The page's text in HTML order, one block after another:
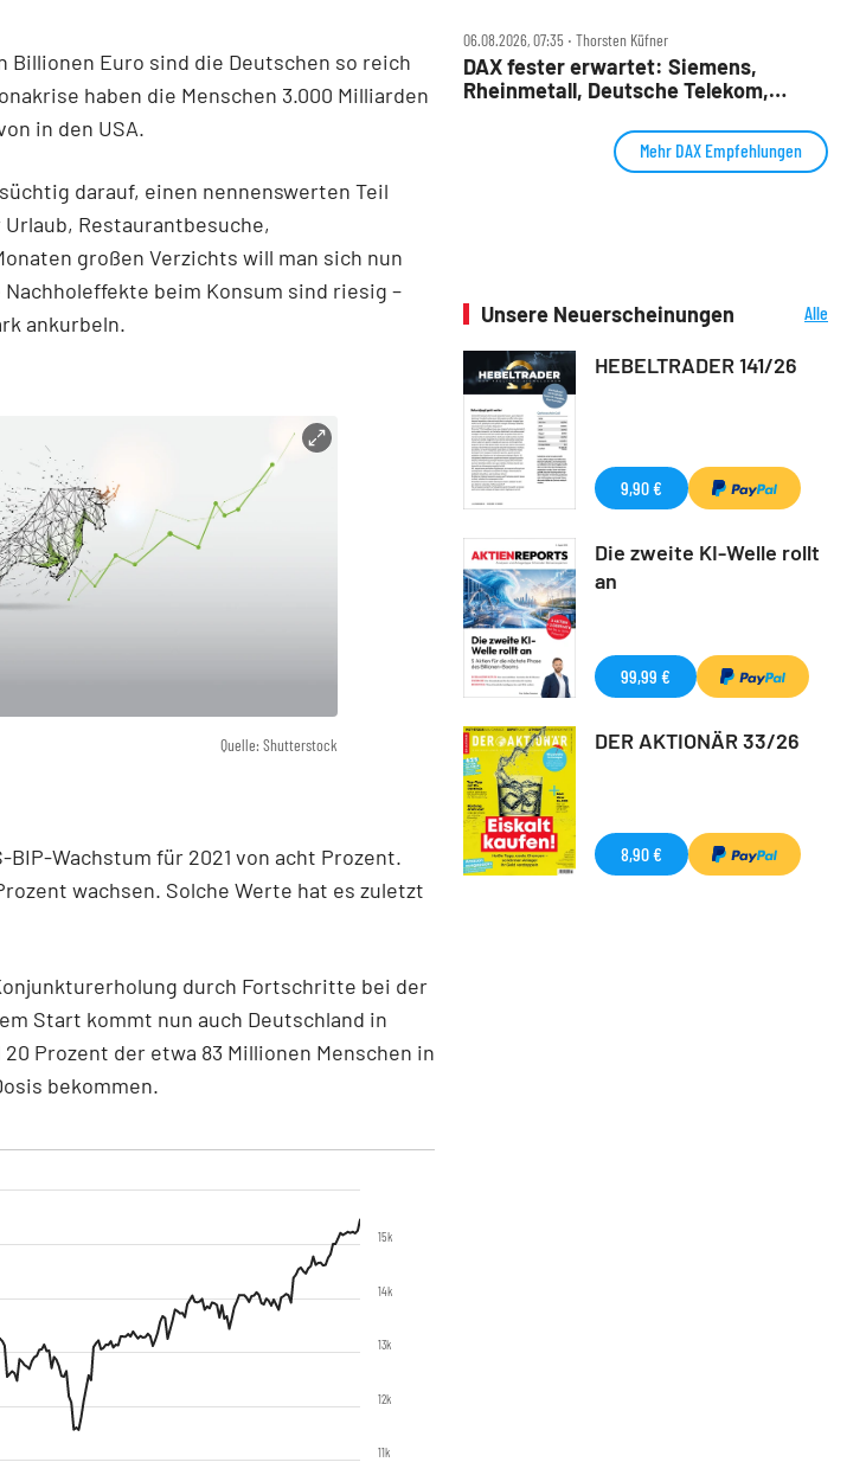
Billionen Euro sind die Deutschen so reich
haben die Menschen 3.000 Milliarden
in den USA.
darauf, einen nennenswerten Teil
Restaurantbesuche,
großen Verzichts will man sich nun
beim Konsum sind riesig –
ankurbeln.
Quelle: Shutterstock
Wachstum für 2021 von acht Prozent.
wachsen. Solche Werte hat es zuletzt
durch Fortschritte bei der
Start kommt nun auch Deutschland in
Prozent der etwa 83 Millionen Menschen in
bekommen.
11k
12k
13k
14k
15k
Check
06.08.2026, 07:35 ‧ Thorsten Küfner
DAX fester erwartet: Siemens,
Rheinmetall, Deutsche Telekom,
Mehr DAX Empfehlungen
Unsere Neuerscheinungen
Alle
HEBELTRADER 141/26
9,90 €
Die zweite KI-Welle rollt
an
99,99 €
DER AKTIONÄR 33/26
8,90 €